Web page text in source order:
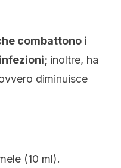
combattono i
inoltre, ha
diminuisce
(10 ml).